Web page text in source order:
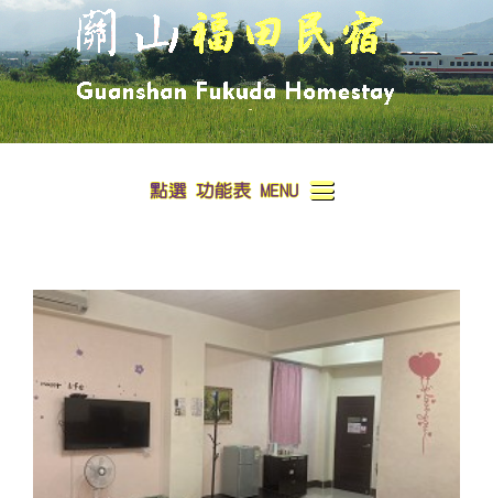
房型介紹
訂房須知
Room Types & Rates
洽詢Contact Us